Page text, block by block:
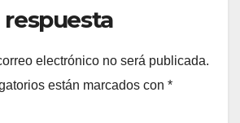
respuesta
electrónico no será publicada.
están marcados con *